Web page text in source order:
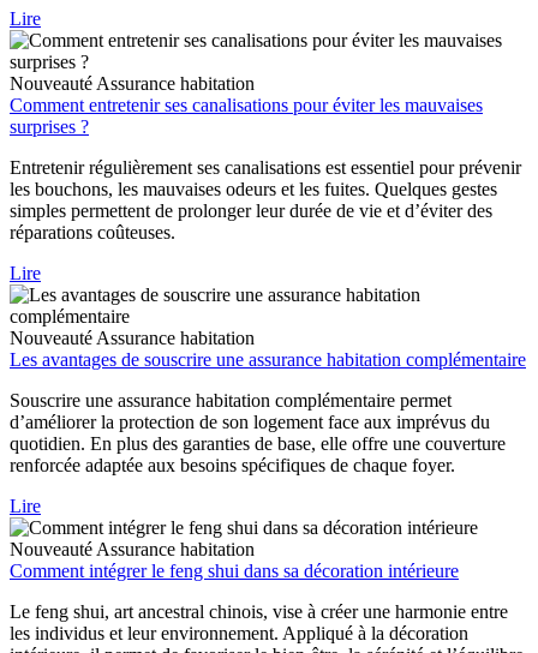
Lire
Nouveauté Assurance habitation
Comment entretenir ses canalisations pour éviter les mauvaises
surprises ?
Entretenir régulièrement ses canalisations est essentiel pour prévenir
les bouchons, les mauvaises odeurs et les fuites. Quelques gestes
simples permettent de prolonger leur durée de vie et d’éviter des
réparations coûteuses.
Lire
Nouveauté Assurance habitation
Les avantages de souscrire une assurance habitation complémentaire
Souscrire une assurance habitation complémentaire permet
d’améliorer la protection de son logement face aux imprévus du
quotidien. En plus des garanties de base, elle offre une couverture
renforcée adaptée aux besoins spécifiques de chaque foyer.
Lire
Nouveauté Assurance habitation
Comment intégrer le feng shui dans sa décoration intérieure
Le feng shui, art ancestral chinois, vise à créer une harmonie entre
les individus et leur environnement. Appliqué à la décoration